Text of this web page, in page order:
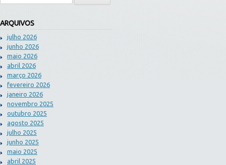
ARQUIVOS
julho 2026
junho 2026
maio 2026
abril 2026
março 2026
fevereiro 2026
janeiro 2026
novembro 2025
outubro 2025
agosto 2025
julho 2025
junho 2025
maio 2025
abril 2025